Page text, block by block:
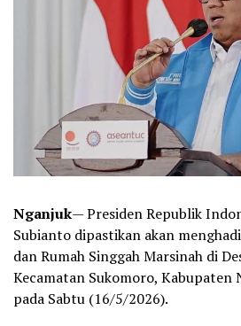
Nganjuk— Presiden Republik
Subianto dipastikan akan
dan Rumah Singgah Marsinah di
Kecamatan Sukomoro, Kabupaten
pada Sabtu (16/5/2026).